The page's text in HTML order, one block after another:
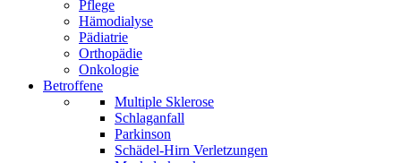
Pflege
Hämodialyse
Pädiatrie
Orthopädie
Onkologie
Betroffene
Multiple Sklerose
Schlaganfall
Parkinson
Schädel-Hirn Verletzungen